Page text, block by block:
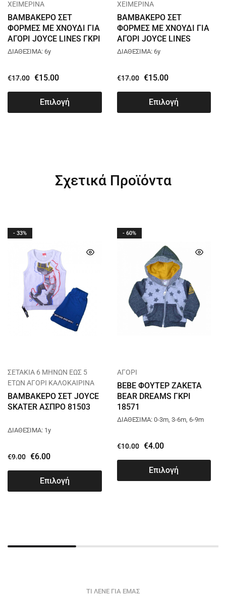
ΧΕΙΜΕΡΙΝΑ
ΒΑΜΒΑΚΕΡΟ ΣΕΤ
ΦΟΡΜΕΣ ΜΕ ΧΝΟΥΔΙ ΓΙΑ
ΑΓΟΡΙ JOYCE LINES ΓΚΡΙ
2564120
ΔΙΑΘΕΣΙΜΑ: 6y
€17.00 €15.00
Επιλογή
ΧΕΙΜΕΡΙΝΑ
ΒΑΜΒΑΚΕΡΟ ΣΕΤ
ΦΟΡΜΕΣ ΜΕ ΧΝΟΥΔΙ ΓΙΑ
ΑΓΟΡΙ JOYCE LINES
ΜΠΟΡΝΤΟ 2564120
ΔΙΑΘΕΣΙΜΑ: 6y
€17.00 €15.00
Επιλογή
Σχετικά Προϊόντα
- 33%
ΣΕΤΑΚΙΑ 6 ΜΗΝΩΝ ΕΩΣ 5
ΕΤΩΝ ΑΓΟΡΙ ΚΑΛΟΚΑΙΡΙΝΑ
ΒΑΜΒΑΚΕΡΟ ΣΕΤ JOYCE
SKATER ΑΣΠΡΟ 81503
ΔΙΑΘΕΣΙΜΑ: 1y
€9.00 €6.00
Επιλογή
- 60%
ΑΓΟΡΙ
BEBE ΦΟΥΤΕΡ ΖΑΚΕΤΑ
BEAR DREAMS ΓΚΡΙ
18571
ΔΙΑΘΕΣΙΜΑ: 0-3m, 3-6m, 6-9m
€10.00 €4.00
Επιλογή
ΤΙ ΛΕΝΕ ΓΙΑ ΕΜΑΣ